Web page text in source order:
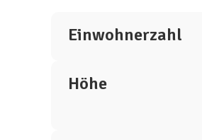
Einwohnerzahl
Höhe